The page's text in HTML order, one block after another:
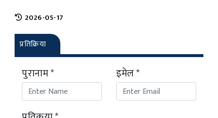
2026-05-17
प्रतिक्रिया
पुरानाम * इमेल *